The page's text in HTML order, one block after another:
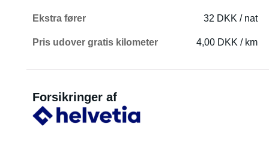
Ekstra fører 32 DKK / nat
Pris udover gratis kilometer 4,00 DKK / km
Forsikringer af